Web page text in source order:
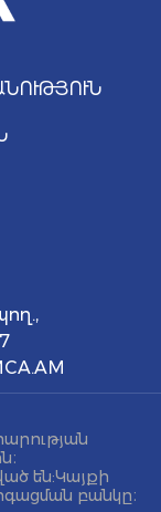
են: Կայքի
բանկը։